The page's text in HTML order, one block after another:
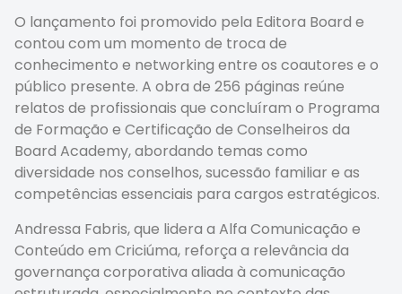
O lançamento foi promovido pela Editora Board e
contou com um momento de troca de
conhecimento e networking entre os coautores e o
público presente. A obra de 256 páginas reúne
relatos de profissionais que concluíram o Programa
de Formação e Certificação de Conselheiros da
Board Academy, abordando temas como
diversidade nos conselhos, sucessão familiar e as
competências essenciais para cargos estratégicos.
Andressa Fabris, que lidera a Alfa Comunicação e
Conteúdo em Criciúma, reforça a relevância da
governança corporativa aliada à comunicação